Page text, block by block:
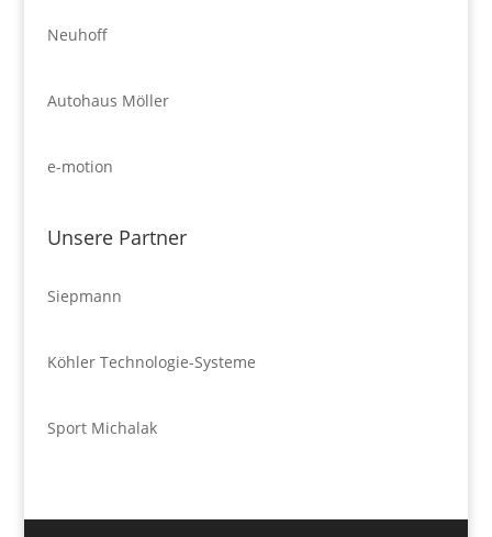
Neuhoff
Autohaus Möller
e-motion
Unsere Partner
Siepmann
Köhler Technologie-Systeme
Sport Michalak